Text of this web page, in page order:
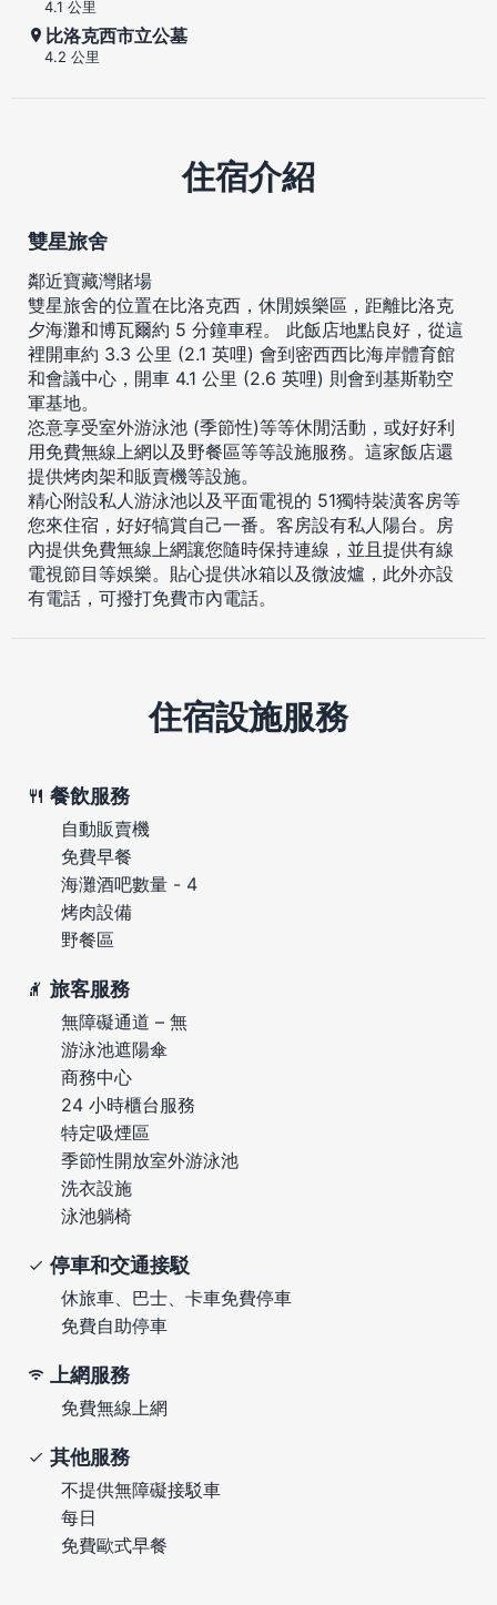
4.1 公里
比洛克西市立公墓
4.2 公里
住宿介紹
雙星旅舍
鄰近寶藏灣賭場
雙星旅舍的位置在比洛克西，休閒娛樂區，距離比洛克
夕海灘和博瓦爾約 5 分鐘車程。 此飯店地點良好，從這
裡開車約 3.3 公里 (2.1 英哩) 會到密西西比海岸體育館
和會議中心，開車 4.1 公里 (2.6 英哩) 則會到基斯勒空
軍基地。
恣意享受室外游泳池 (季節性)等等休閒活動，或好好利
用免費無線上網以及野餐區等等設施服務。這家飯店還
提供烤肉架和販賣機等設施。
精心附設私人游泳池以及平面電視的 51獨特裝潢客房等
您來住宿，好好犒賞自己一番。客房設有私人陽台。房
內提供免費無線上網讓您隨時保持連線，並且提供有線
電視節目等娛樂。貼心提供冰箱以及微波爐，此外亦設
有電話，可撥打免費市內電話。
住宿設施服務
餐飲服務
自動販賣機
免費早餐
海灘酒吧數量 - 4
烤肉設備
野餐區
旅客服務
無障礙通道 – 無
游泳池遮陽傘
商務中心
24 小時櫃台服務
特定吸煙區
季節性開放室外游泳池
洗衣設施
泳池躺椅
停車和交通接駁
休旅車、巴士、卡車免費停車
免費自助停車
上網服務
免費無線上網
其他服務
不提供無障礙接駁車
每日
免費歐式早餐